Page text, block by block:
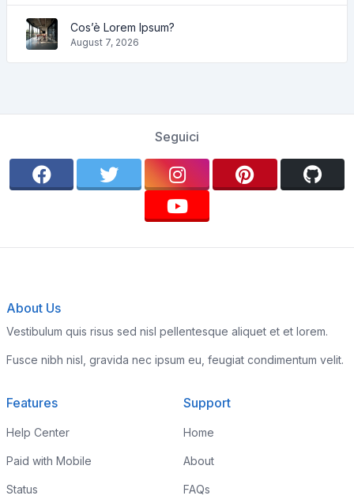
Cos’è Lorem Ipsum?
August 7, 2026
Seguici
About Us
Vestibulum quis risus sed nisl pellentesque aliquet et et lorem.
Fusce nibh nisl, gravida nec ipsum eu, feugiat condimentum velit.
Features
Help Center
Paid with Mobile
Status
Support
Home
About
FAQs